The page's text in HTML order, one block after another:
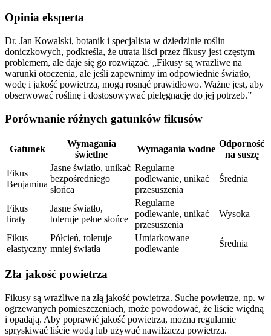
Opinia eksperta
Dr. Jan Kowalski, botanik i specjalista w dziedzinie roślin
doniczkowych, podkreśla, że utrata liści przez fikusy jest częstym
problemem, ale daje się go rozwiązać. „Fikusy są wrażliwe na
warunki otoczenia, ale jeśli zapewnimy im odpowiednie światło,
wodę i jakość powietrza, mogą rosnąć prawidłowo. Ważne jest, aby
obserwować roślinę i dostosowywać pielęgnację do jej potrzeb.”
Porównanie różnych gatunków fikusów
Gatunek
Wymagania
świetlne
Wymagania wodne
Odporność
na suszę
Fikus
Benjamina
Jasne światło, unikać
bezpośredniego
słońca
Regularne
podlewanie, unikać
przesuszenia
Średnia
Fikus
liraty
Jasne światło,
toleruje pełne słońce
Regularne
podlewanie, unikać
przesuszenia
Wysoka
Fikus
elastyczny
Półcień, toleruje
mniej światła
Umiarkowane
podlewanie
Średnia
Zła jakość powietrza
Fikusy są wrażliwe na złą jakość powietrza. Suche powietrze, np. w
ogrzewanych pomieszczeniach, może powodować, że liście więdną
i opadają. Aby poprawić jakość powietrza, można regularnie
spryskiwać liście wodą lub używać nawilżacza powietrza.